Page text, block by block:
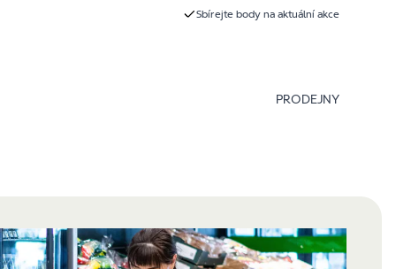
Sbírejte body na aktuální akce
PRODEJNY